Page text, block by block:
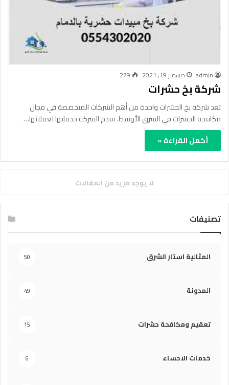
admin ديسمبر 19, 2021 279
شركة بخ حشرات
تعد شركة بخ الحشرات واحدة من أهم الشركات المتخصصة في مجال
مكافحة الحشرات في الشرق الأوسط. تقدم الشركة خدماتها لعملائها…
أكمل القراءة »
لا يوجد مزيد من المقالات
تصنيفات
المثالية استار الشرق 50
المدونة 49
تعقيم ومكافحة حشرات 15
خدمات الاحساء 6